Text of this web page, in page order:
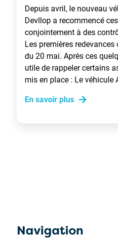
Depuis avril, le nouveau
Devllop a recommencé
conjointement à des
Les premières
du 20 mai. Après ces
utile de rappeler certains
mis en place : Le véhicule
En savoir plus
Navigation